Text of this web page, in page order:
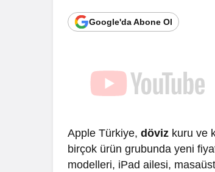
Google'da Abone Ol
Apple Türkiye,döviz kuru ve
birçok ürün grubunda yeni
modelleri, iPad ailesi,